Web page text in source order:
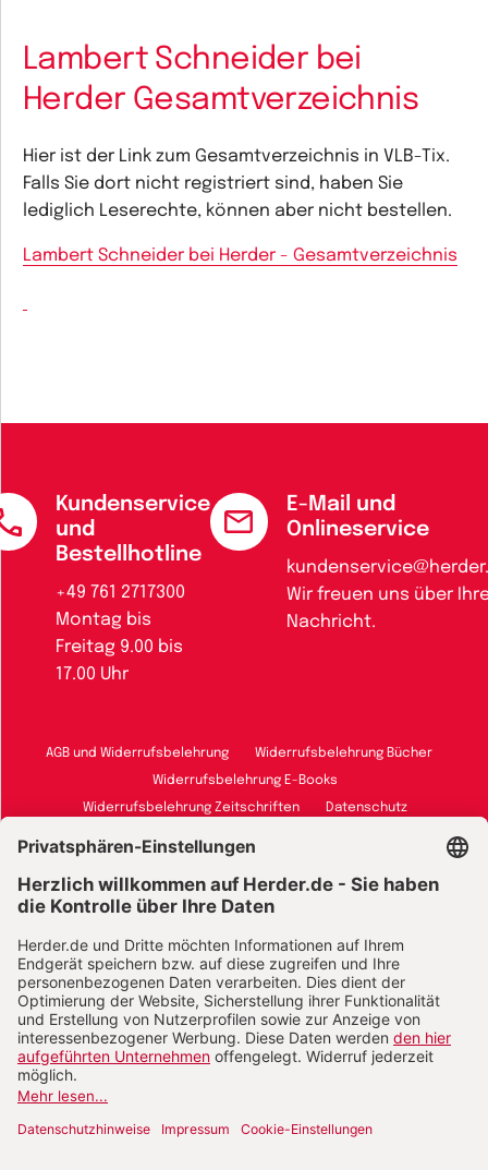
Lambert Schneider bei
Herder Gesamtverzeichnis
Hier ist der Link zum Gesamtverzeichnis in VLB-Tix.
Falls Sie dort nicht registriert sind, haben Sie
lediglich Leserechte, können aber nicht bestellen.
Lambert Schneider bei Herder - Gesamtverzeichnis
Kundenservice
und
Bestellhotline
+49 761 2717300
Montag bis
Freitag 9.00 bis
17.00 Uhr
E-Mail und
Onlineservice
Wir freuen uns über
Nachricht.
AGB und Widerrufsbelehrung Widerrufsbelehrung Bücher
Widerrufsbelehrung E-Books
Widerrufsbelehrung Zeitschriften Datenschutz
Abo online kündigen